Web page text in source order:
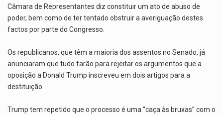
Câmara de Representantes diz constituir um ato de abuso de
poder, bem como de ter tentado obstruir a averiguação destes
factos por parte do Congresso.
Os republicanos, que têm a maioria dos assentos no Senado, já
anunciaram que tudo farão para rejeitar os argumentos que a
oposição a Donald Trump inscreveu em dois artigos para a
destituição.
Trump tem repetido que o processo é uma “caça às bruxas” com o